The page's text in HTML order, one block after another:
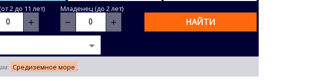
2 до 11 лет)
+
Младенец (до 2 лет)
− + НАЙТИ
Средиземное море ,